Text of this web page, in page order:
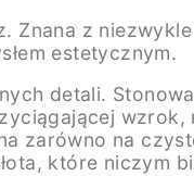
Znana z
estetycznym.
detali.
zarówno na
które niczym